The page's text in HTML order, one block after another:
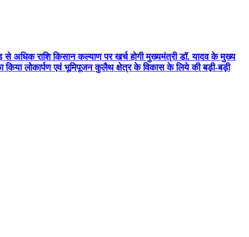
अधिक राशि किसान कल्याण पर खर्च होगी मुख्यमंत्री डॉ. यादव के मुख्य
लोकार्पण एवं भूमिपूजन कुलैथ क्षेत्र के विकास के लिये की बड़ी-बड़ी